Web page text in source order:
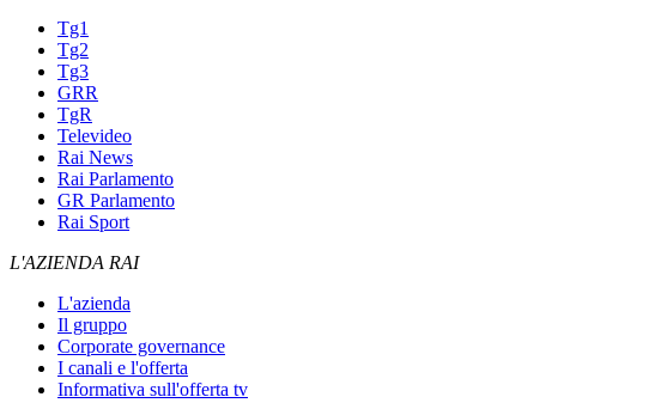
Tg1
Tg2
Tg3
GRR
TgR
Televideo
Rai News
Rai Parlamento
GR Parlamento
Rai Sport
L'AZIENDA RAI
L'azienda
Il gruppo
Corporate governance
I canali e l'offerta
Informativa sull'offerta tv